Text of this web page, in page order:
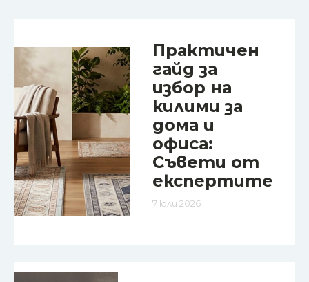
Практичен
гайд за
избор на
килими за
дома и
офиса:
Съвети от
експертите
7 юли 2026